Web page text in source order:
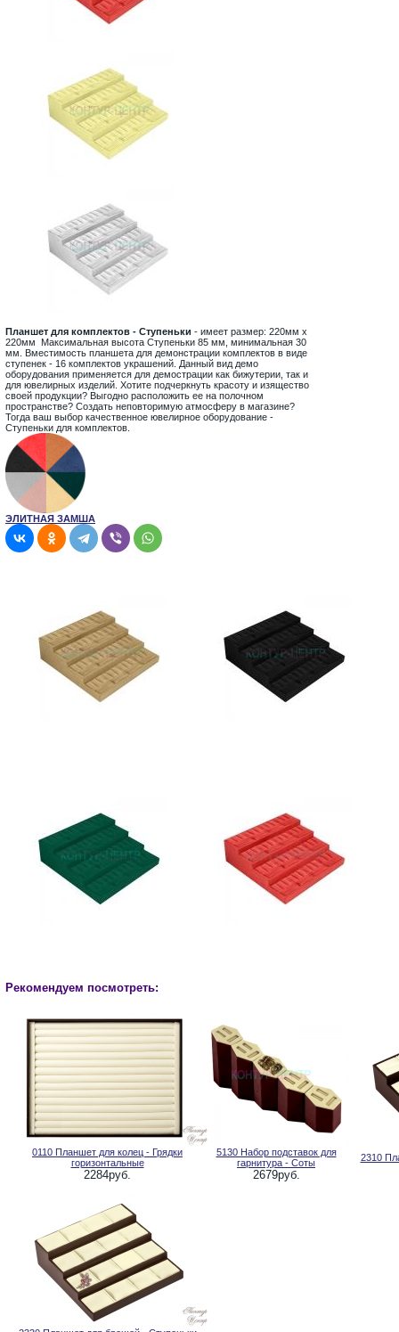
Планшет для комплектов - Ступеньки - имеет размер: 220мм х
220мм Максимальная высота Ступеньки 85 мм, минимальная 30
мм. Вместимость планшета для демонстрации комплектов в виде
ступенек - 16 комплектов украшений. Данный вид демо
оборудования применяется для демострации как бижутерии, так и
для ювелирных изделий. Хотите подчеркнуть красоту и изящество
своей продукции? Выгодно расположить ее на полочном
пространстве? Создать неповторимую атмосферу в магазине?
Тогда ваш выбор качественное ювелирное оборудование -
Ступеньки для комплектов.
ЭЛИТНАЯ ЗАМША
Рекомендуем посмотреть:
0110 Планшет для колец - Грядки
горизонтальные
2284руб.
5130 Набор подставок для
гарнитура - Соты
2679руб.
2310